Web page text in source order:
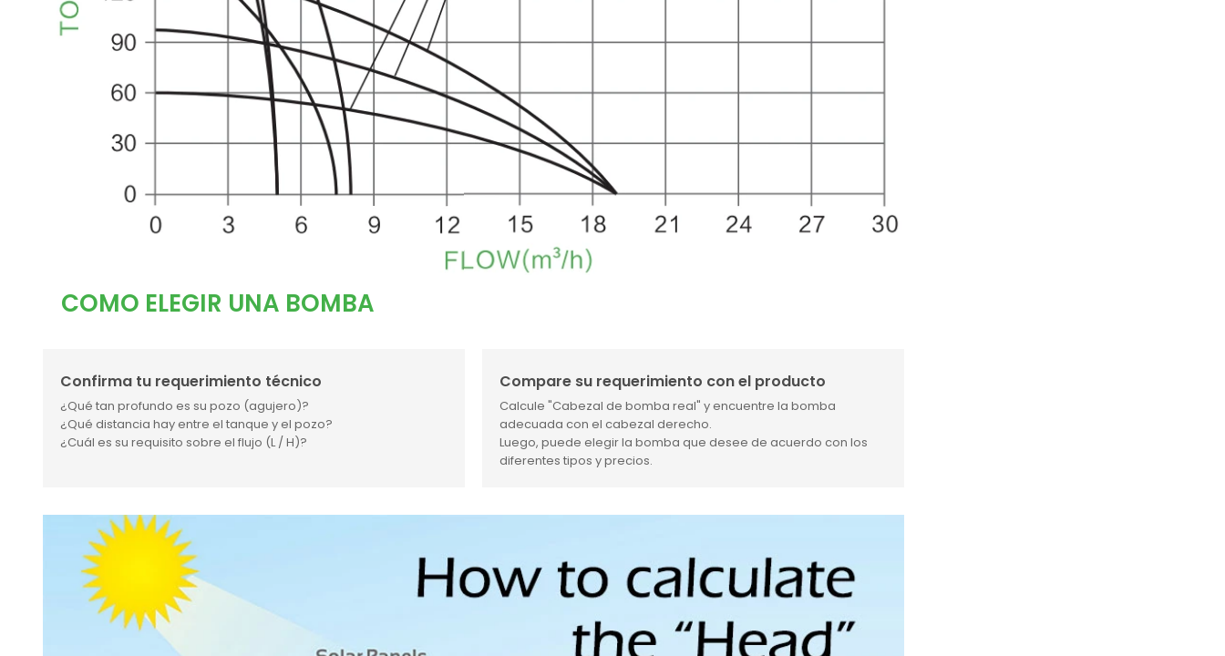
COMO ELEGIR UNA BOMBA
Confirma tu requerimiento técnico
¿Qué tan profundo es su pozo (agujero)?
¿Qué distancia hay entre el tanque y el pozo?
¿Cuál es su requisito sobre el flujo (L / H)?
Compare su requerimiento con el producto
Calcule "Cabezal de bomba real" y encuentre la bomba
adecuada con el cabezal derecho.
Luego, puede elegir la bomba que desee de acuerdo con los
diferentes tipos y precios.